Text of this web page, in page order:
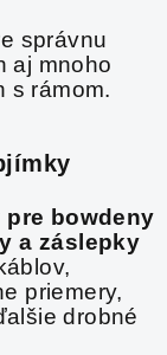
správnu
aj mnoho
s rámom.
bowdeny
a záslepky
káblov,
priemery,
drobné